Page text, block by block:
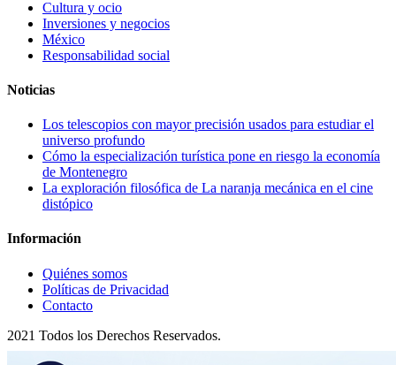
Cultura y ocio
Inversiones y negocios
México
Responsabilidad social
Noticias
Los telescopios con mayor precisión usados para estudiar el
universo profundo
Cómo la especialización turística pone en riesgo la economía
de Montenegro
La exploración filosófica de La naranja mecánica en el cine
distópico
Información
Quiénes somos
Políticas de Privacidad
Contacto
2021 Todos los Derechos Reservados.